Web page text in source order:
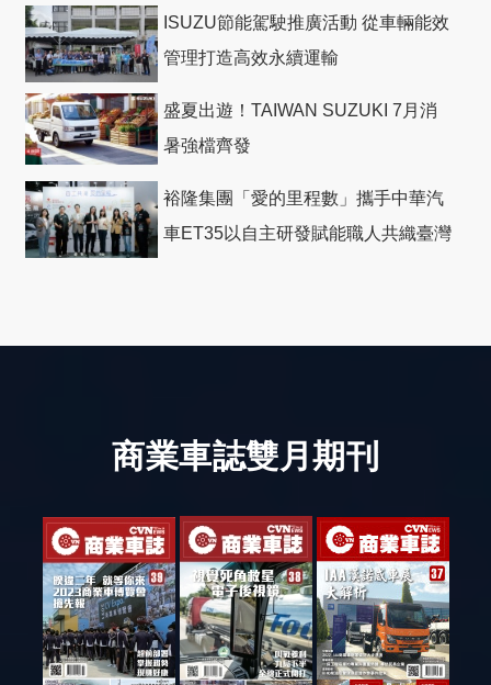
ISUZU節能駕駛推廣活動 從車輛能效
管理打造高效永續運輸
盛夏出遊！TAIWAN SUZUKI 7月消
暑強檔齊發
裕隆集團「愛的里程數」攜手中華汽
車ET35以自主研發賦能職人共織臺灣
商業車誌雙月期刊